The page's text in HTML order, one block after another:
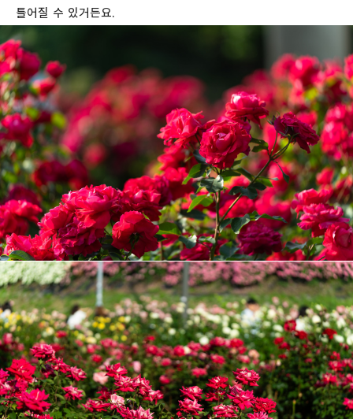
틀어질 수 있거든요.